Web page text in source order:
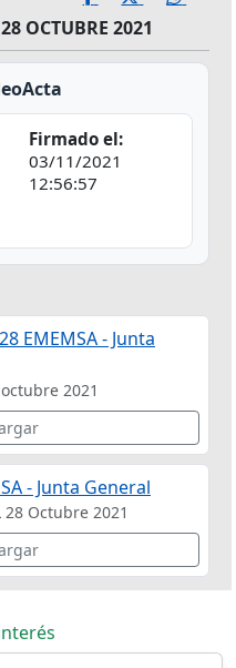
OCTUBRE 2021
Firmado el:
03/11/2021
12:56:57
EMEMSA - Junta
2021
- Junta General
28 Octubre 2021